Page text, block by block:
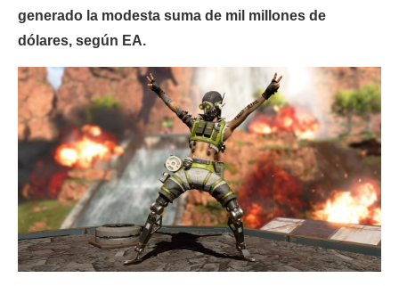
generado la modesta suma de mil millones de
dólares, según EA.